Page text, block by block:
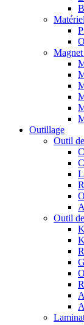
Outillage
Outil
Outil